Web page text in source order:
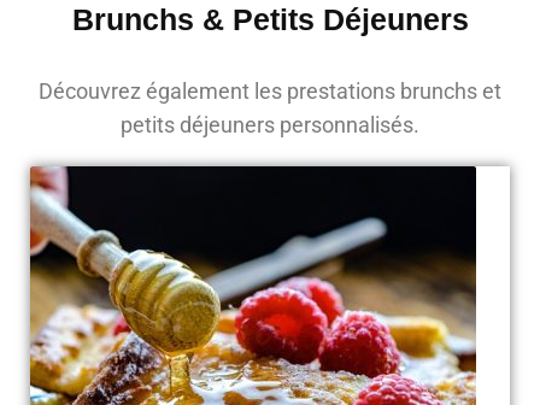
Brunchs & Petits Déjeuners
Découvrez également les prestations brunchs et
petits déjeuners personnalisés.